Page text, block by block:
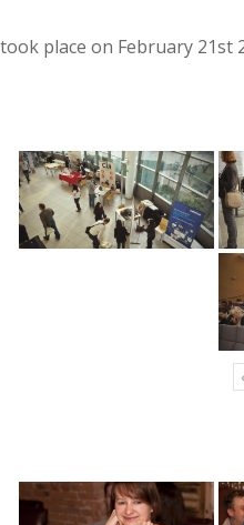
place on February 21st